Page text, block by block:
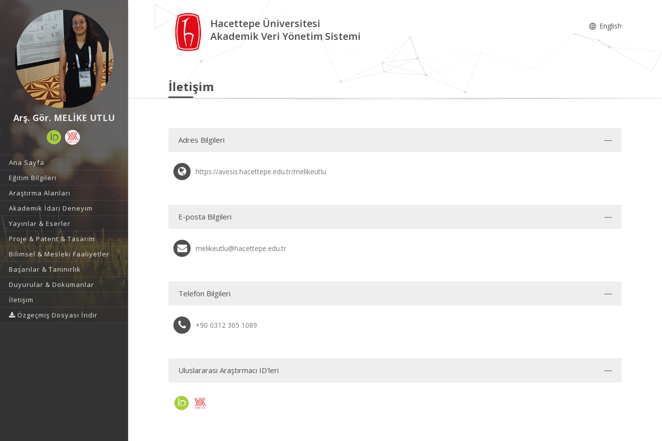
Arş. Gör. MELİKE UTLU
Ana Sayfa
Eğitim Bilgileri
Araştırma Alanları
Akademik İdari Deneyim
Yayınlar & Eserler
Proje & Patent & Tasarım
Bilimsel & Mesleki Faaliyetler
Başarılar & Tanınırlık
Duyurular & Dokümanlar
İletişim
Özgeçmiş Dosyası İndir
Hacettepe Üniversitesi
Akademik Veri Yönetim Sistemi
English
İletişim
Adres Bilgileri
https://avesis.hacettepe.edu.tr/melikeutlu
E-posta Bilgileri
melikeutlu@hacettepe.edu.tr
Telefon Bilgileri
+90 0312 305 1089
Uluslararası Araştırmacı ID'leri